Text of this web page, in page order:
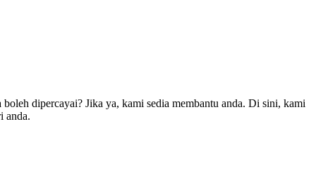
dipercayai? Jika ya, kami sedia membantu anda. Di sini, kami
anda.